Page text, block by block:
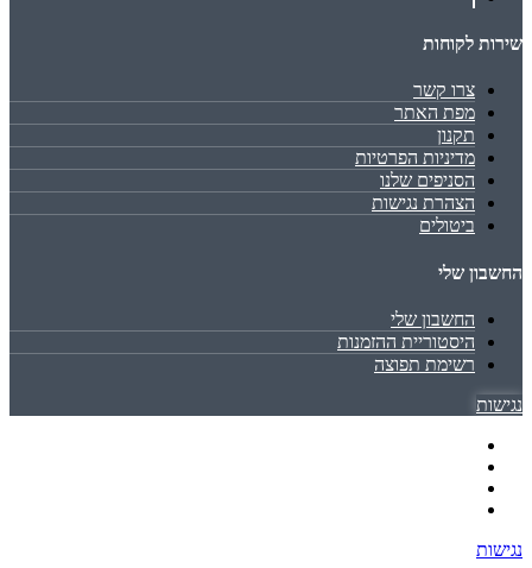
שירות לקוחות
צרו קשר
מפת האתר
תקנון
מדיניות הפרטיות
הסניפים שלנו
הצהרת נגישות
ביטולים
החשבון שלי
החשבון שלי
היסטוריית ההזמנות
רשימת תפוצה
נגישות
נגישות